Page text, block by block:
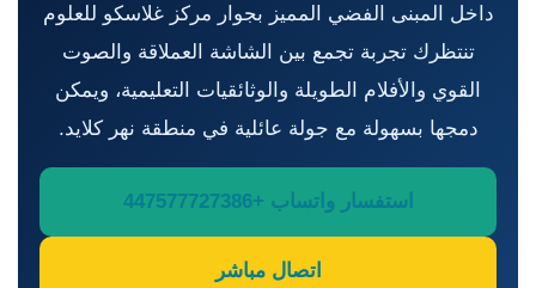
داخل المبنى الفضي المميز بجوار مركز غلاسكو للعلوم
تنتظرك تجربة تجمع بين الشاشة العملاقة والصوت
القوي والأفلام الطويلة والوثائقيات التعليمية، ويمكن
دمجها بسهولة مع جولة عائلية في منطقة نهر كلايد.
استفسار واتساب +447577727386
اتصال مباشر